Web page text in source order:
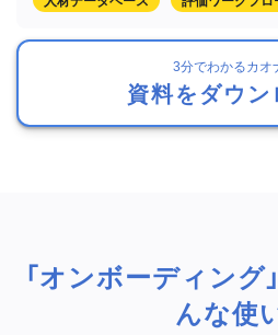
3分でわかるカオ
資料をダウン
「オンボーディング
んな使